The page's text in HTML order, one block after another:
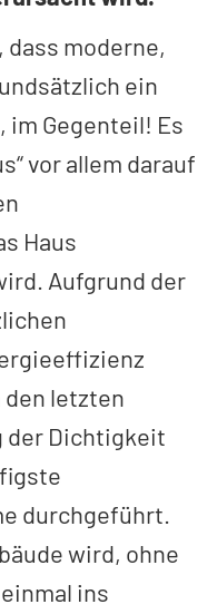
dass moderne,
ein
im Gegenteil! Es
vor allem darauf
Haus
Aufgrund der
den letzten
der Dichtigkeit
durchgeführt.
wird, ohne
ins